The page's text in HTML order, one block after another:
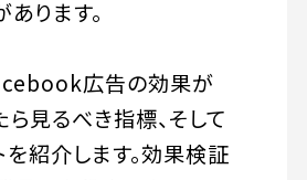
ります。
広告の効果が
見るべき指標、そして
紹介します。効果検証